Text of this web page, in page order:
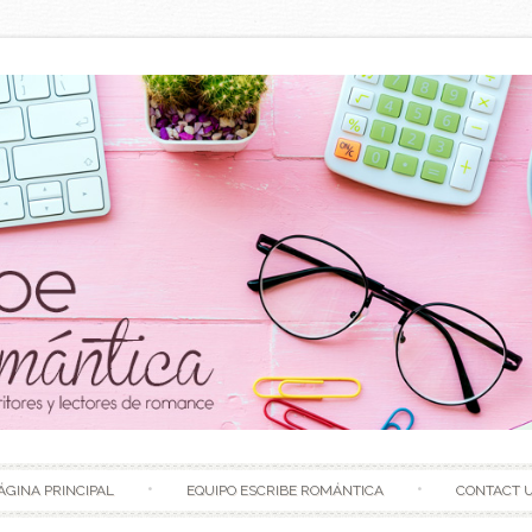
PRINCIPAL EQUIPO ESCRIBE ROMÁNTICA CONTACT